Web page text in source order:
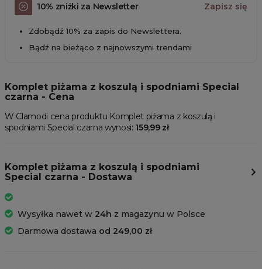
10% zniżki za Newsletter Zapisz się
Zdobądź 10% za zapis do Newslettera.
Bądź na bieżąco z najnowszymi trendami
Komplet piżama z koszulą i spodniami Special
czarna - Cena
W Clamodi cena produktu Komplet piżama z koszulą i
spodniami Special czarna wynosi: 159,99 zł
Komplet piżama z koszulą i spodniami
Special czarna - Dostawa
Wysyłka nawet w 24h z magazynu w Polsce
Darmowa dostawa od 249,00 zł